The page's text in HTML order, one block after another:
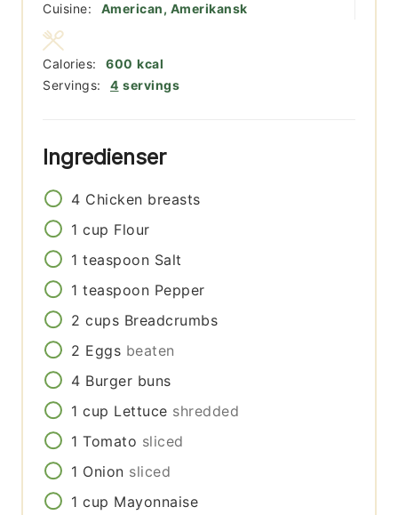
Cuisine:
American, Amerikansk
Servings: 4 servings
Calories: 600 kcal
Ingredienser
4 Chicken breasts
1 cup Flour
1 teaspoon Salt
1 teaspoon Pepper
2 cups Breadcrumbs
2 Eggs beaten
4 Burger buns
1 cup Lettuce shredded
1 Tomato sliced
1 Onion sliced
1 cup Mayonnaise